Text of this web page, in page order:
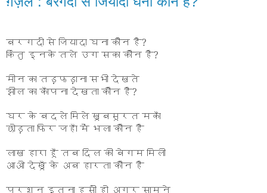
बरगदों से जियादा घना कौन है?
किंतु इनके तले उग सका कौन है?
मीन का तड़फड़ाना सभी देखते
झील का काँपना देखता कौन है?
घर के बदले मिले खूबसूरत मकाँ
छोड़ता फिर जहाँ में भला कौन है
लाख हारा हूँ तब दिल की बेगम मिली
आओ देखूँ के अब हारता कौन है
प्रश्न इतना हसीं हो अगर सामने